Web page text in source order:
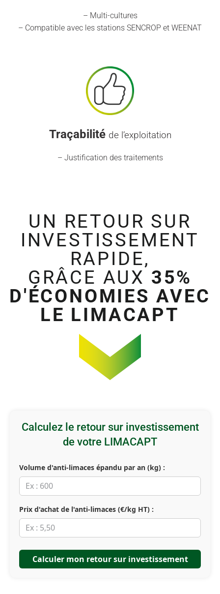
– Multi-cultures
– Compatible avec les stations SENCROP et WEENAT
Traçabilité de l’exploitation
– Justification des traitements
UN RETOUR SUR
INVESTISSEMENT
RAPIDE,
GRÂCE AUX 35%
D'ÉCONOMIES AVEC
LE LIMACAPT
Calculez le retour sur investissement
de votre LIMACAPT
Volume d'anti-limaces épandu par an (kg) :
Prix d'achat de l'anti-limaces (€/kg HT) :
Calculer mon retour sur investissement